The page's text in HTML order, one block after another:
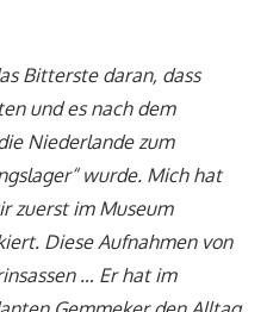
Bitterste daran, dass
und es nach dem
Niederlande zum
wurde. Mich hat
zuerst im Museum
Diese Aufnahmen von
… Er hat im